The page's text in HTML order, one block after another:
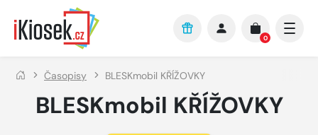
Přejít na hlavní obsah
0
Časopisy BLESKmobil KŘÍŽOVKY
BLESKmobil KŘÍŽOVKY